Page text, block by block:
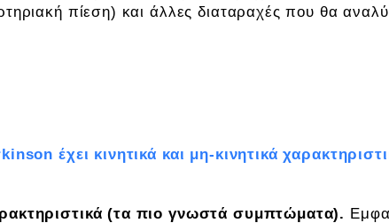
πίεση) και άλλες διαταραχές που θα
έχει κινητικά και μη-κινητικά
(τα πιο γνωστά συμπτώματα).